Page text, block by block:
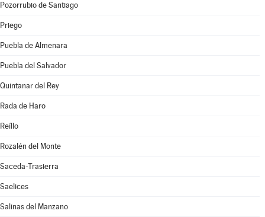
Pozorrubio de Santiago
Priego
Puebla de Almenara
Puebla del Salvador
Quintanar del Rey
Rada de Haro
Reíllo
Rozalén del Monte
Saceda-Trasierra
Saelices
Salinas del Manzano